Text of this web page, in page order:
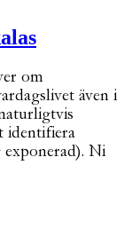
om
även i
identifiera
exponerad). Ni